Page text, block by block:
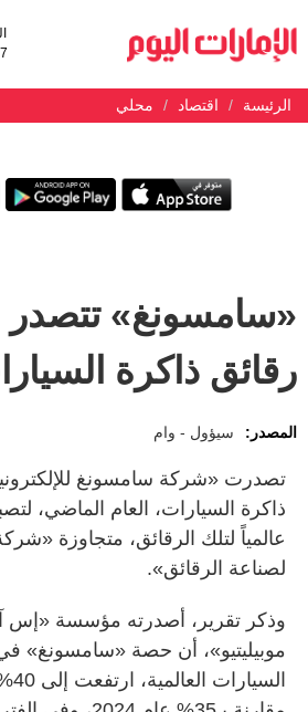
الرئيسة اقتصاد محلي
«سامسونغ»
رقائق ذاكرة
المصدر: سيؤول - وام
تصدرت «شركة سامسونغ
ذاكرة السيارات، العام الماضي،
عالمياً لتلك الرقائق، متجاوزة
لصناعة الرقائق».
وذكر تقرير، أصدرته مؤسسة «إس
موبيليتيو»، أن حصة «سامسونغ»